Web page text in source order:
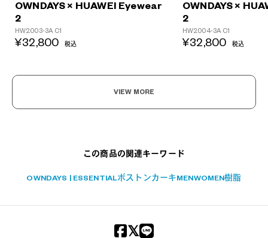
OWNDAYS × HUAWEI Eyewear
2
HW2003-3A C1
¥32,800 税込
OWNDAYS ×
2
HW2004-3A C1
¥32,800 税込
VIEW MORE
この商品の関連キーワード
OWNDAYS | ESSENTIALボストン カーキMENWOMEN樹脂
?